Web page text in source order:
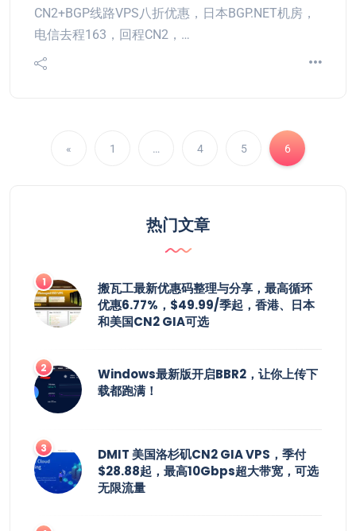
CN2+BGP线路VPS八折优惠，日本BGP.NET机房，
电信去程163，回程CN2，…
« 1 … 4 5 6
热门文章
搬瓦工最新优惠码整理与分享，最高循环
优惠6.77%，$49.99/季起，香港、日本
和美国CN2 GIA可选
Windows最新版开启BBR2，让你上传下
载都跑满！
DMIT 美国洛杉矶CN2 GIA VPS，季付
$28.88起，最高10Gbps超大带宽，可选
无限流量